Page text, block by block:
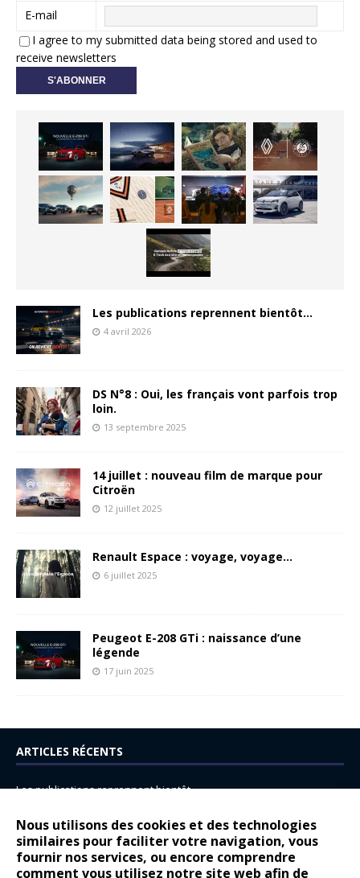
Nous utilisons des cookies et des technologies
similaires pour faciliter votre navigation, vous
fournir nos services, ou encore comprendre
comment vous utilisez notre site web afin de
E-mail
I agree to my submitted data being stored and used to
receive newsletters
Les publications reprennent bientôt…
4 avril 2026
DS N°8 : Oui, les français vont parfois trop
loin.
13 septembre 2025
14 juillet : nouveau film de marque pour
Citroën
12 juillet 2025
Renault Espace : voyage, voyage…
6 juillet 2025
Peugeot E-208 GTi : naissance d’une
légende
17 juin 2025
ARTICLES RÉCENTS
Les publications reprennent bientôt…
14 juillet : nouveau film de marque pour Citroën
Renault Espace : voyage, voyage…